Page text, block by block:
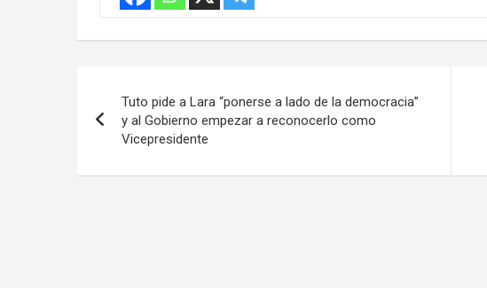
de
entradas
Tuto pide a Lara “ponerse a lado de la democracia”
y al Gobierno empezar a reconocerlo como
Vicepresidente